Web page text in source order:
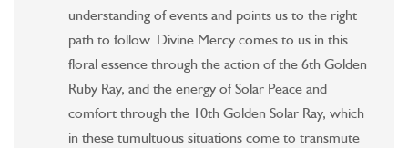
understanding of events and points us to the right
path to follow. Divine Mercy comes to us in this
floral essence through the action of the 6th Golden
Ruby Ray, and the energy of Solar Peace and
comfort through the 10th Golden Solar Ray, which
in these tumultuous situations come to transmute